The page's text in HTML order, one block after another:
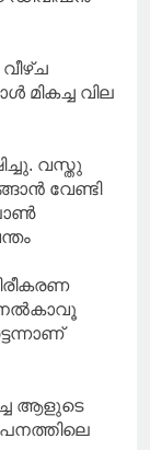
വീഴ്ച
വില
വസ്തു
വേണ്ടി
നൽകാവൂ
ആളുടെ